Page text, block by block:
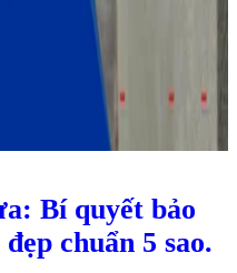
Bí quyết bảo
chuẩn 5 sao.